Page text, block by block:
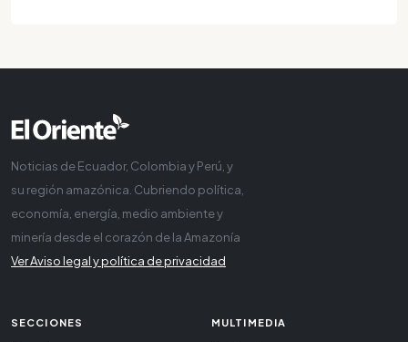
Noticias de Ecuador, Colombia y Perú, y
su región amazónica. Cubriendo política,
economía, energía, medio ambiente y
minería desde el corazón de la Amazonía
Ver Aviso legal y política de privacidad
SECCIONES MULTIMEDIA